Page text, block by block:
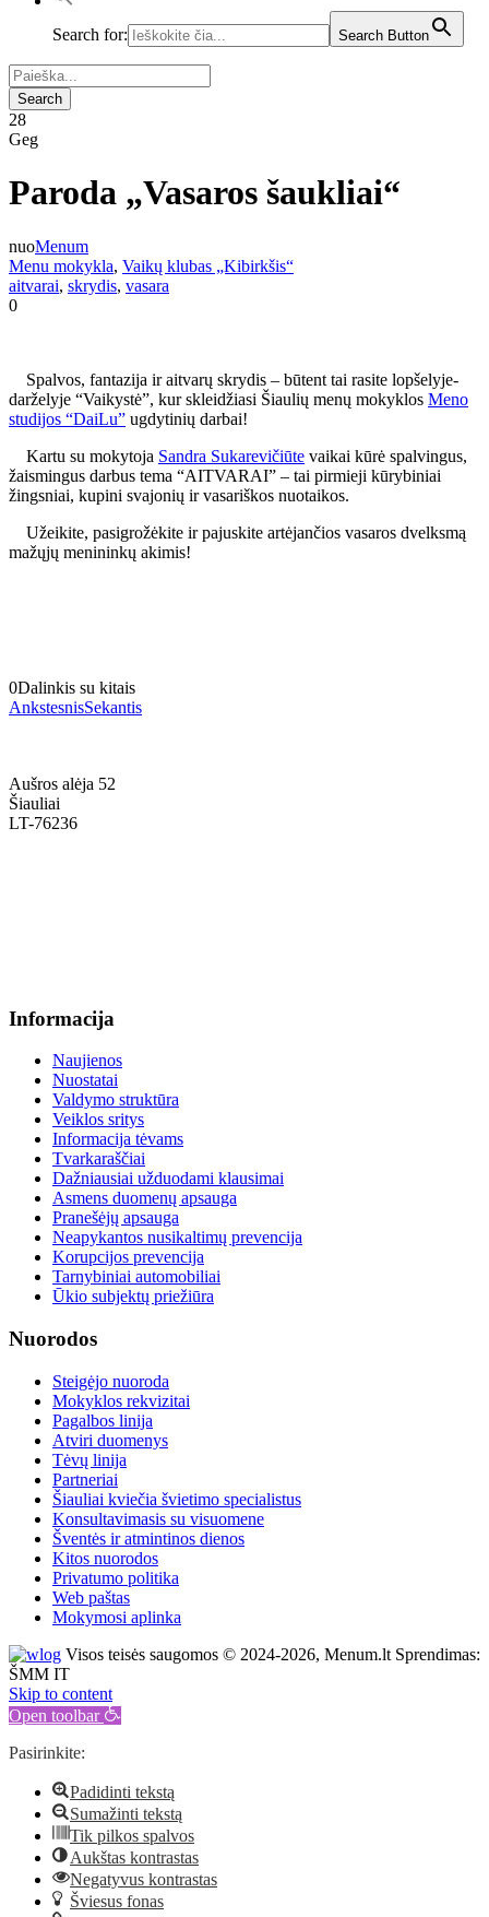
Search for: Search Button
28
Geg
Paroda „Vasaros šaukliai“
nuoMenum
Menu mokykla, Vaikų klubas „Kibirkšis“
aitvarai, skrydis, vasara
0
Spalvos, fantazija ir aitvarų skrydis – būtent tai rasite lopšelyje-
darželyje “Vaikystė”, kur skleidžiasi Šiaulių menų mokyklos Meno
studijos “DaiLu” ugdytinių darbai!
Kartu su mokytoja Sandra Sukarevičiūte vaikai kūrė spalvingus,
žaismingus darbus tema “AITVARAI” – tai pirmieji kūrybiniai
žingsniai, kupini svajonių ir vasariškos nuotaikos.
Užeikite, pasigrožėkite ir pajuskite artėjančios vasaros dvelksmą
mažųjų menininkų akimis!
0Dalinkis su kitais
AnkstesnisSekantis
Aušros alėja 52
Šiauliai
LT-76236
Informacija
Naujienos
Nuostatai
Valdymo struktūra
Veiklos sritys
Informacija tėvams
Tvarkaraščiai
Dažniausiai užduodami klausimai
Asmens duomenų apsauga
Pranešėjų apsauga
Neapykantos nusikaltimų prevencija
Korupcijos prevencija
Tarnybiniai automobiliai
Ūkio subjektų priežiūra
Nuorodos
Steigėjo nuoroda
Mokyklos rekvizitai
Pagalbos linija
Atviri duomenys
Tėvų linija
Partneriai
Šiauliai kviečia švietimo specialistus
Konsultavimasis su visuomene
Šventės ir atmintinos dienos
Kitos nuorodos
Privatumo politika
Web paštas
Mokymosi aplinka
Visos teisės saugomos © 2024-2026, Menum.lt Sprendimas:
ŠMM IT
Skip to content
Open toolbar
Pasirinkite:
Padidinti tekstą
Sumažinti tekstą
Tik pilkos spalvos
Aukštas kontrastas
Negatyvus kontrastas
Šviesus fonas